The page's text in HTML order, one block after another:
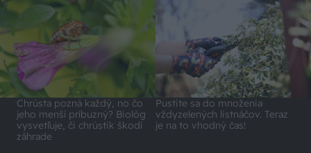
Chrústa pozná každý, no čo
jeho menší príbuzný? Biológ
vysvetľuje, či chrústik škodí
záhrade
Pustite sa do množenia
vždyzelených listnáčov. Teraz
je na to vhodný čas!